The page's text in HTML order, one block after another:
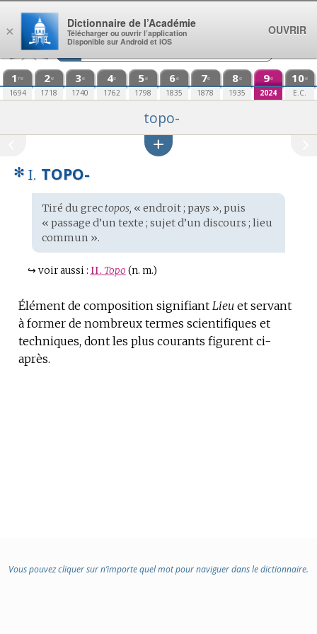
Aller au contenu
1 re
1694
2e
1718
3e
1740
4e
1762
5e
1798
6e
1835
7e
1878
8e
1935
9e
2024
10e
E.C.
topo-
✻ I. TOPO-
Étymologie
:
Tiré du grectopos, « endroit ; pays », puis
« passage d’un texte ; sujet d’un discours ; lieu
commun ».
↪ voir aussi : II. Topo (n. m.)
Élément de composition signifiant Lieu et servant
à former de nombreux termes scientifiques et
techniques, dont les plus courants figurent ci-
après.
Vous pouvez cliquer sur n’importe quel mot pour naviguer dans le dictionnaire.
×
Dictionnaire de l’Académie
Télécharger ou ouvrir l’application
Disponible sur Android et iOS
OUVRIR